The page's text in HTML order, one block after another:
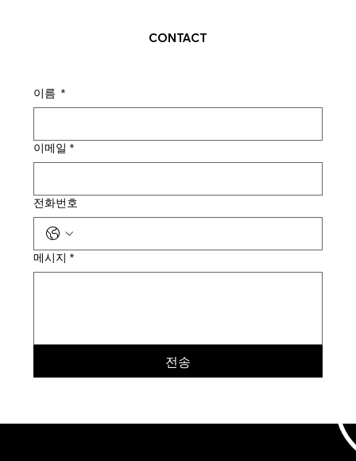
CONTACT
이름 *
이메일 *
전화번호
메시지 *
전송